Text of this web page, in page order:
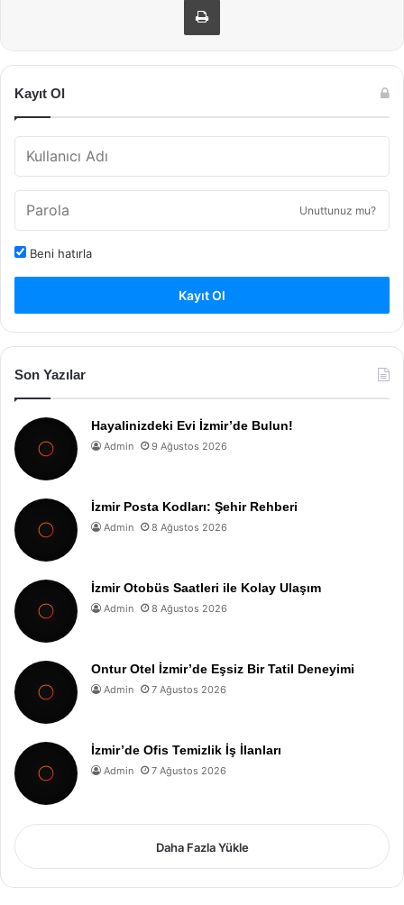
Kayıt Ol
Unuttunuz mu?
Beni hatırla
Kayıt Ol
Son Yazılar
Hayalinizdeki Evi İzmir’de Bulun!
Admin 9 Ağustos 2026
İzmir Posta Kodları: Şehir Rehberi
Admin 8 Ağustos 2026
İzmir Otobüs Saatleri ile Kolay Ulaşım
Admin 8 Ağustos 2026
Ontur Otel İzmir’de Eşsiz Bir Tatil Deneyimi
Admin 7 Ağustos 2026
İzmir’de Ofis Temizlik İş İlanları
Admin 7 Ağustos 2026
Daha Fazla Yükle